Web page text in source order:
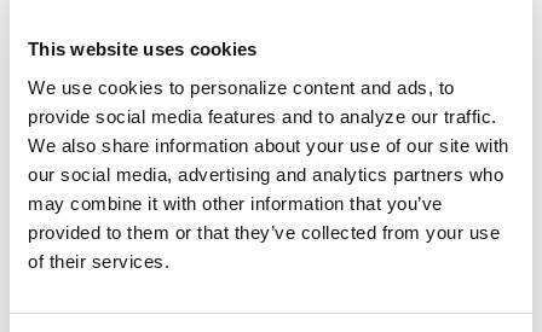
This website uses cookies
We use cookies to personalize content and ads, to
provide social media features and to analyze our traffic.
We also share information about your use of our site with
our social media, advertising and analytics partners who
may combine it with other information that you’ve
provided to them or that they’ve collected from your use
of their services.